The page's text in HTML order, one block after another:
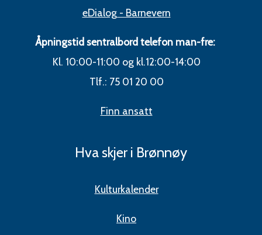
eDialog - Barnevern
Åpningstid sentralbord telefon man-fre:
Kl. 10:00-11:00 og kl.12:00-14:00
Tlf.: 75 01 20 00
Finn ansatt
Hva skjer i Brønnøy
Kulturkalender
Kino